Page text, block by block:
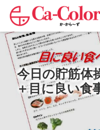
今日の貯筋体
＋目に良い食